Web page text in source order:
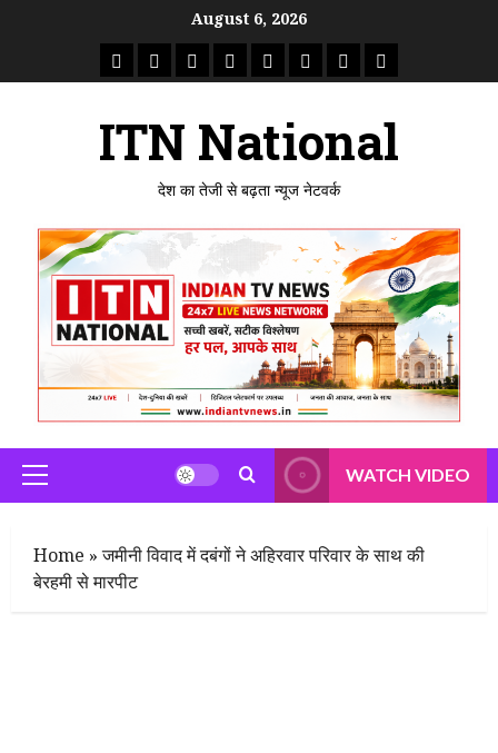
August 6, 2026
राष्ट्रीयताजा
उत्तर
मध्य
राजस्थान
पंजाब गुजरातमहाराष्ट्र
ITN National
देश का तेजी से बढ़ता न्यूज नेटवर्क
Primary
Menu
WATCH VIDEO
Home »जमीनी विवाद में दबंगों ने अहिरवार परिवार के साथ की
बेरहमी से मारपीट